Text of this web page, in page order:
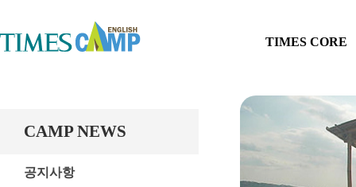
TIMES CORE
CAMP NEWS
공지사항